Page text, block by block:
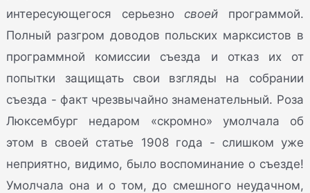
интересующегося серьезносвоей программой.
Полный разгром доводов польских марксистов в
программной комиссии съезда и отказ их от
попытки защищать свои взгляды на собрании
съезда - факт чрезвычайно знаменательный. Роза
Люксембург недаром «скромно» умолчала об
этом в своей статье 1908 года - слишком уже
неприятно, видимо, было воспоминание о съезде!
Умолчала она и о том, до смешного неудачном,